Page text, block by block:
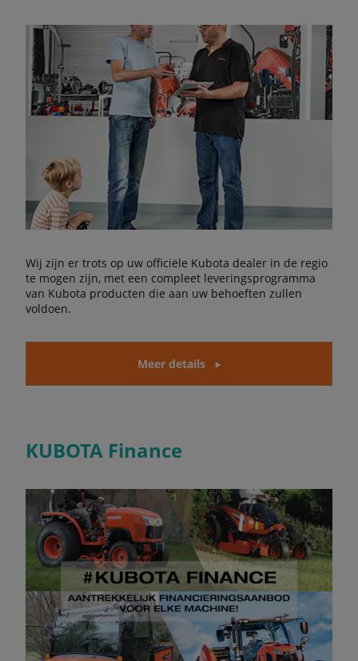
Wij zijn er trots op uw officiële Kubota dealer in de regio
te mogen zijn, met een compleet leveringsprogramma
van Kubota producten die aan uw behoeften zullen
voldoen.
Meer details
KUBOTA Finance